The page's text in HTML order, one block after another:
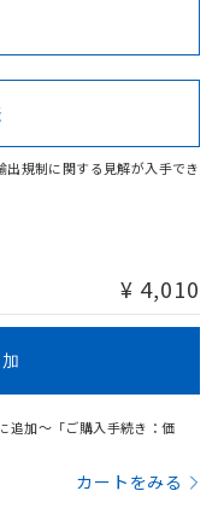
Cd Cr(VI)
あります。
証/適合状況ページへ
からご検索ください
出規制に関する見解が入手でき
¥ 4,010
追加～「ご購入手続き：価
カートをみる